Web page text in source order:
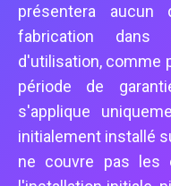
présentera
fabrication dans
d'utilisation, comme
période de
s'applique
initialement installé
ne couvre pas les